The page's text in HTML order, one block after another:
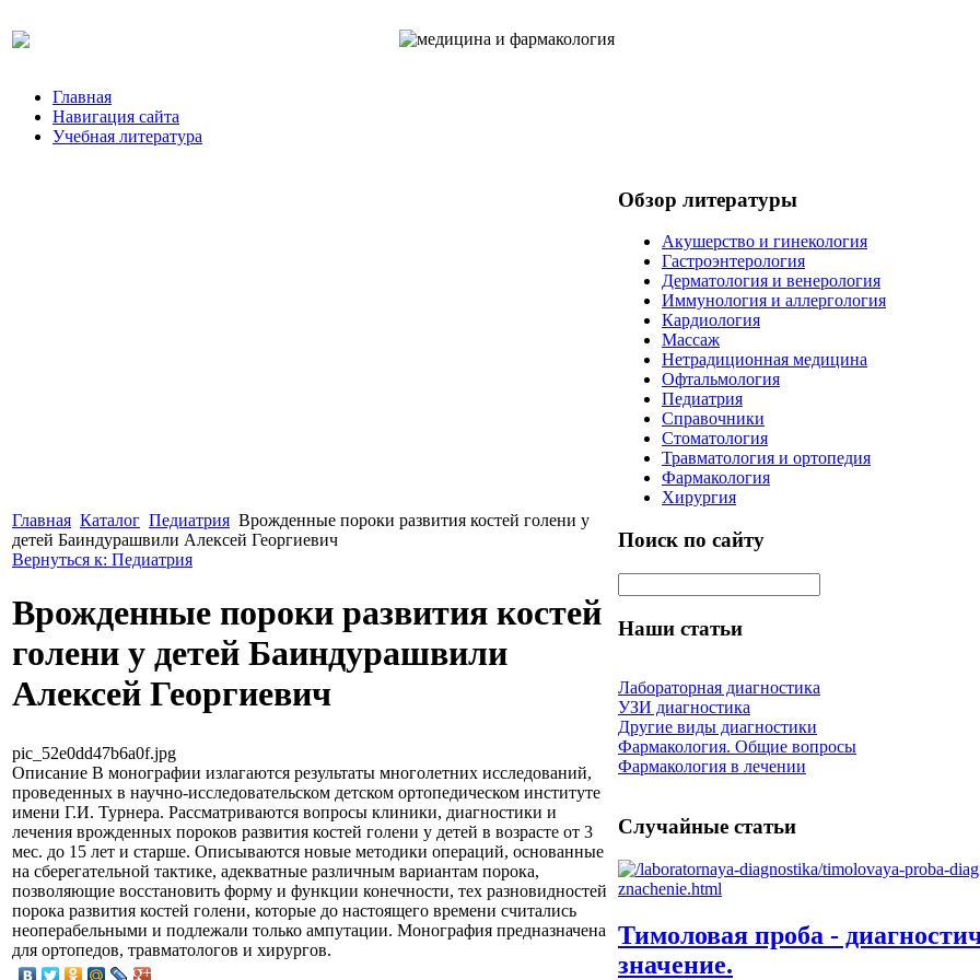
Главная
Навигация сайта
Учебная литература
Главная Каталог Педиатрия Врожденные пороки развития костей голени у
детей Баиндурашвили Алексей Георгиевич
Вернуться к: Педиатрия
Врожденные пороки развития костей
голени у детей Баиндурашвили
Алексей Георгиевич
pic_52e0dd47b6a0f.jpg
Описание В монографии излагаются результаты многолетних исследований,
проведенных в научно-исследовательском детском ортопедическом институте
имени Г.И. Турнера. Рассматриваются вопросы клиники, диагностики и
лечения врожденных пороков развития костей голени у детей в возрасте от 3
мес. до 15 лет и старше. Описываются новые методики операций, основанные
на сберегательной тактике, адекватные различным вариантам порока,
позволяющие восстановить форму и функции конечности, тех разновидностей
порока развития костей голени, которые до настоящего времени считались
неоперабельными и подлежали только ампутации. Монография предназначена
для ортопедов, травматологов и хирургов.
Обзор литературы
Акушерство и гинекология
Гастроэнтерология
Дерматология и венерология
Иммунология и аллергология
Кардиология
Массаж
Нетрадиционная медицина
Офтальмология
Педиатрия
Справочники
Стоматология
Травматология и ортопедия
Фармакология
Хирургия
Поиск по сайту
Наши статьи
Лабораторная диагностика
УЗИ диагностика
Другие виды диагностики
Фармакология. Общие вопросы
Фармакология в лечении
Случайные статьи
Тимоловая проба -
значение.